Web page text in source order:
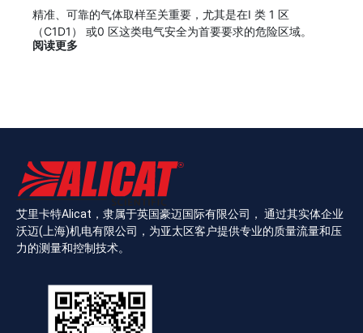
精准、可靠的气体取样至关重要，尤其是在I 类 1 区
（C1D1） 或0 区这类电气安全为首要要求的危险区域。
阅读更多
艾里卡特Alicat，隶属于英国豪迈国际有限公司， 通过其实体企业
沃迈(上海)机电有限公司，为亚太区客户提供专业的质量流量和压
力的测量和控制技术。